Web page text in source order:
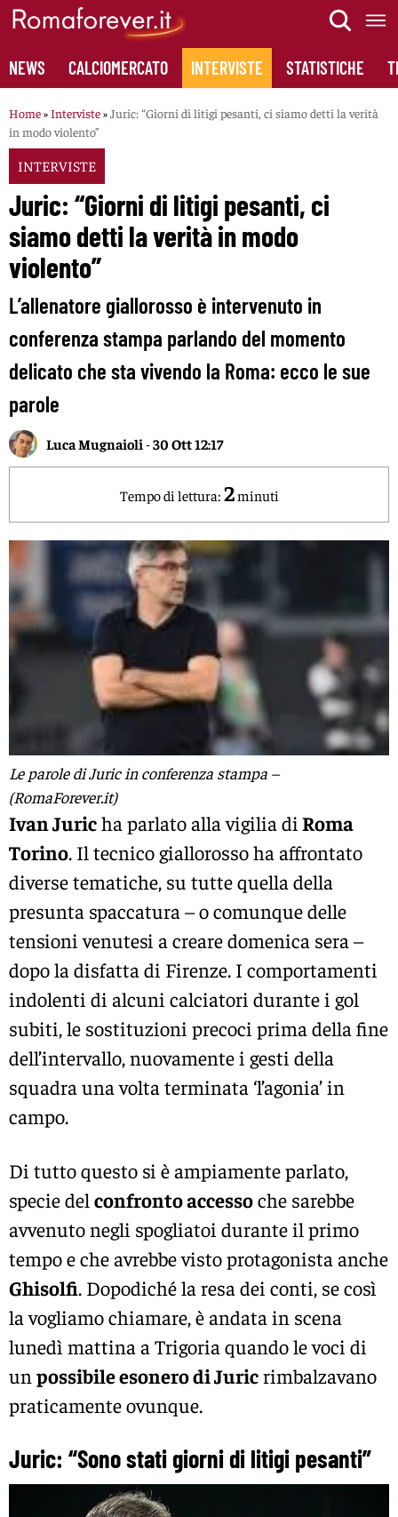
Skip
content
NEWS CALCIOMERCATO INTERVISTE STATISTICHE
Home»Interviste»Juric: “Giorni di litigi pesanti, ci siamo detti la verità
in modo violento”
INTERVISTE
Juric: “Giorni di litigi pesanti, ci
siamo detti la verità in modo
violento”
L’allenatore giallorosso è intervenuto in
conferenza stampa parlando del momento
delicato che sta vivendo la Roma: ecco le sue
parole
Luca Mugnaioli -30 Ott 12:17
Tempo di lettura: 2minuti
Le parole di Juric in conferenza stampa –
(RomaForever.it)
Ivan Juricha parlato alla vigilia di Roma
Torino. Il tecnico giallorosso ha affrontato
diverse tematiche, su tutte quella della
presunta spaccatura – o comunque delle
tensioni venutesi a creare domenica sera –
dopo la disfatta di Firenze. I comportamenti
indolenti di alcuni calciatori durante i gol
subiti, le sostituzioni precoci prima della fine
dell’intervallo, nuovamente i gesti della
squadra una volta terminata ‘l’agonia’ in
campo.
Di tutto questo si è ampiamente parlato,
specie del confronto accessoche sarebbe
avvenuto negli spogliatoi durante il primo
tempo e che avrebbe visto protagonista anche
Ghisolfi. Dopodiché la resa dei conti, se così
la vogliamo chiamare, è andata in scena
lunedì mattina a Trigoria quando le voci di
un possibile esonero di Juricrimbalzavano
praticamente ovunque.
Juric: “Sono stati giorni di litigi pesanti”